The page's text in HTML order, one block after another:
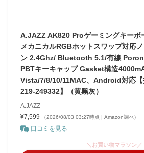
A.JAZZ AK820 Proゲーミングキー
メカニカルRGBホットスワップ対応
ン 2.4Ghz/ Bluetooth 5.1/有線
PBTキーキャップ Gasket構造
Vista/7/8/10/11MAC、Android対応【
219-249332】（黄黑灰）
A.JAZZ
¥7,599
（2026/08/03 03:27時点 | Amazon調べ）
口コミを見る
＼お買い物マラソン／